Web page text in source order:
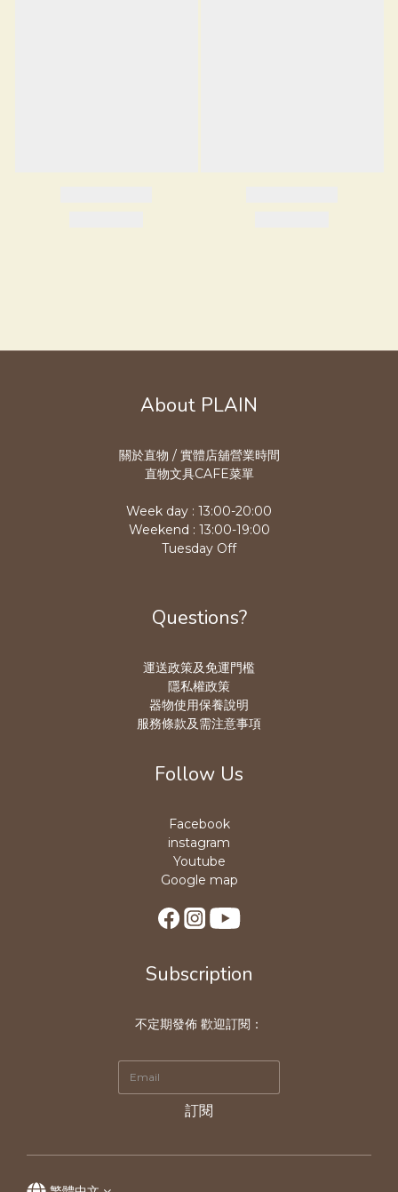
About PLAIN
關於直物 / 實體店舖營業時間
直物文具CAFE菜單
Week day : 13:00-20:00
Weekend : 13:00-19:00
Tuesday Off
Questions?
運送政策及免運門檻
隱私權政策
器物使用保養說明
服務條款及需注意事項
Follow Us
Facebook
instagram
Youtube
Google map
Subscription
不定期發佈 歡迎訂閱：
訂閱